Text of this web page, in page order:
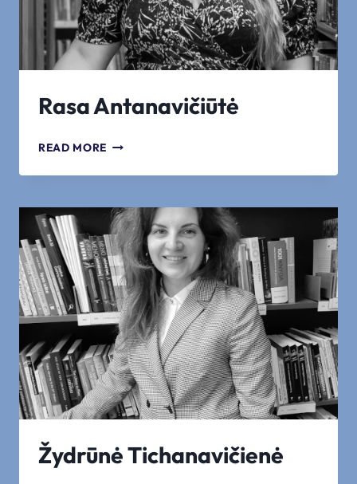
Rasa Antanavičiūtė
READ MORE RASA
Žydrūnė Tichanavičienė